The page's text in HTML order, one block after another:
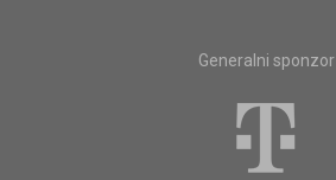
Generalni sponzor